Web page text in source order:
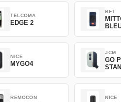
TELCOMA
EDGE 2
BFT
NICE
MYGO4
JCM
GO
REMOCON NICE